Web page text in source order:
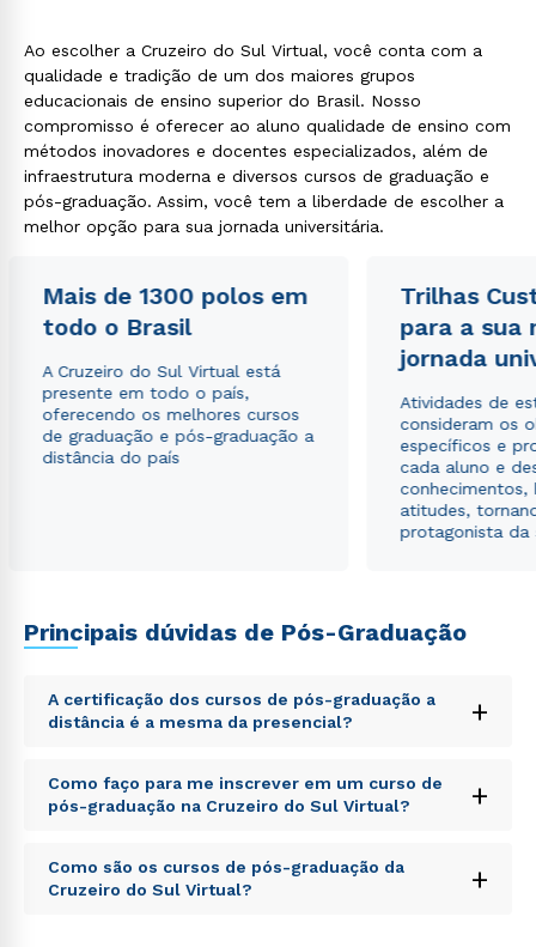
Ao escolher a Cruzeiro do Sul Virtual, você conta com a
qualidade e tradição de um dos maiores grupos
educacionais de ensino superior do Brasil. Nosso
compromisso é oferecer ao aluno qualidade de ensino com
métodos inovadores e docentes especializados, além de
infraestrutura moderna e diversos cursos de graduação e
pós-graduação. Assim, você tem a liberdade de escolher a
melhor opção para sua jornada universitária.
Mais de 1300 polos em
todo o Brasil
A Cruzeiro do Sul Virtual está
presente em todo o país,
oferecendo os melhores cursos
de graduação e pós-graduação a
distância do país
Trilhas
para a sua
jornada
Atividades de
consideram os
específicos e
cada aluno e
conhecimentos,
atitudes,
protagonista da
Principais dúvidas de Pós-Graduação
A certificação dos cursos de pós-graduação a
distância é a mesma da presencial?
+
Sed ut perspiciatis unde omnis iste natus error sit
voluptatem accusantium doloremque laudantium,
totam rem aperiam, eaque ipsa quae ab illo inventore
explicabo. Nemo enim ipsam voluptatem quia
voluptas sit aspernatur aut odit aut fugit, sed quia
Como faço para me inscrever em um curso de
pós-graduação na Cruzeiro do Sul Virtual?
+
Sed ut perspiciatis unde omnis iste natus error sit
voluptatem accusantium doloremque laudantium,
Como são os cursos de pós-graduação da
Cruzeiro do Sul Virtual?
+
autorizo que meus dados sejam utilizados para o
envio de conteúdos da Cruzeiro do Sul.